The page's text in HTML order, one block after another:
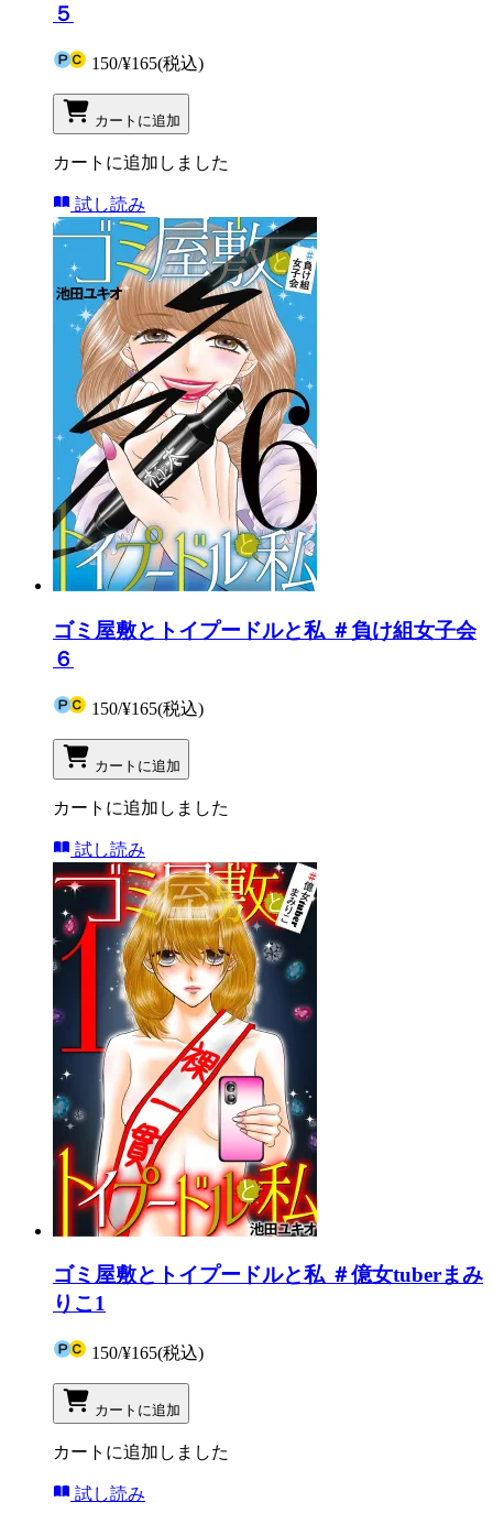
５
150/¥165(税込)
カートに追加
カートに追加しました
試し読み
ゴミ屋敷とトイプードルと私 ＃負け組女子会
６
150/¥165(税込)
カートに追加
カートに追加しました
試し読み
ゴミ屋敷とトイプードルと私 ＃億女tuberまみ
りこ1
150/¥165(税込)
カートに追加
カートに追加しました
試し読み